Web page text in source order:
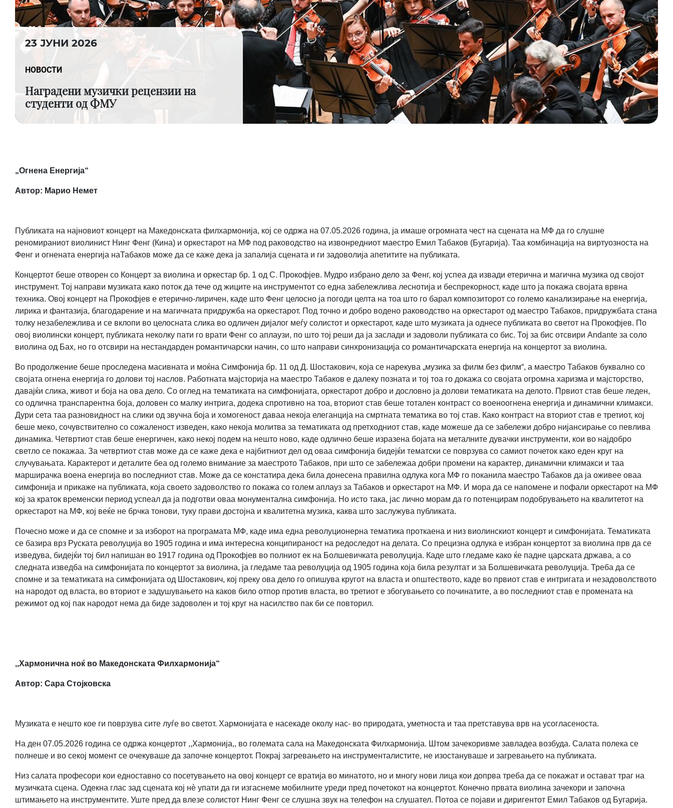
23 ЈУНИ 2026
НОВОСТИ
Наградени музички рецензии на
студенти од ФМУ
„Огнена Енергија“
Автор: Марио Немет
Публиката на најновиот концерт на Македонската филхармонија, кој се одржа на 07.05.2026 година, ја имаше огромната чест на сцената на МФ да го слушне
реномираниот виолинист Нинг Фенг (Кина) и оркестарот на МФ под раководство на извонредниот маестро Емил Табаков (Бугарија). Таа комбинација на виртуозноста на
Фенг и огнената енергија наТабаков може да се каже дека ја запалија сцената и ги задоволија апетитите на публиката.
Концертот беше отворен со Концерт за виолина и оркестар бр. 1 од С. Прокофјев. Мудро избрано дело за Фенг, кој успеа да извади етерична и магична музика од својот
инструмент. Тој направи музиката како поток да тече од жиците на инструментот со една забележлива леснотија и беспрекорност, каде што ја покажа својата врвна
техника. Овој концерт на Прокофјев е етерично-лиричен, каде што Фенг целосно ја погоди целта на тоа што го барал композиторот со големо канализирање на енергија,
лирика и фантазија, благодарение и на магичната придружба на оркестарот. Под точно и добро водено раководство на оркестарот од маестро Табаков, придружбата стана
толку незабележлива и се вклопи во целосната слика во одличен дијалог меѓу солистот и оркестарот, каде што музиката ја однесе публиката во светот на Прокофјев. По
овој виолински концерт, публиката неколку пати го врати Фенг со аплаузи, по што тој реши да ја заслади и задоволи публиката со бис. Тој за бис отсвири Andante за соло
виолина од Бах, но го отсвири на нестандарден романтичарски начин, со што направи синхронизација со романтичарската енергија на концертот за виолина.
Во продолжение беше проследена масивната и моќна Симфонија бр. 11 од Д. Шостакович, која се нарекува „музика за филм без филм“, а маестро Табаков буквално со
својата огнена енергија го долови тој наслов. Работната мајсторија на маестро Табаков е далеку позната и тој тоа го докажа со својата огромна харизма и мајсторство,
давајќи слика, живот и боја на ова дело. Со оглед на тематиката на симфонијата, оркестарот добро и дословно ја долови тематиката на делото. Првиот став беше леден,
со одлична транспарентна боја, доловен со малку интрига, додека спротивно на тоа, вториот став беше тотален контраст со военоогнена енергија и динамични климакси.
Дури сета таа разновидност на слики од звучна боја и хомогеност даваа некоја елеганција на смртната тематика во тој став. Како контраст на вториот став е третиот, кој
беше меко, сочувствително со сожаленост изведен, како некоја молитва за тематиката од претходниот став, каде можеше да се забележи добро нијансирање со певлива
динамика. Четвртиот став беше енергичен, како некој подем на нешто ново, каде одлично беше изразена бојата на металните дувачки инструменти, кои во најдобро
светло се покажаа. За четвртиот став може да се каже дека е најбитниот дел од оваа симфонија бидејќи тематски се поврзува со самиот почеток како еден круг на
случувањата. Карактерот и деталите беа од големо внимание за маестрото Табаков, при што се забележаа добри промени на карактер, динамични климакси и таа
марширачка воена енергија во последниот став. Може да се констатира дека била донесена правилна одлука кога МФ го поканила маестро Табаков да ја оживее оваа
симфонија и прикаже на публиката, која своето задоволство го покажа со голем аплауз за Табаков и оркестарот на МФ. И мора да се напомене и пофали оркестарот на МФ
кој за краток временски период успеал да ја подготви оваа монументална симфонија. Но исто така, јас лично морам да го потенцирам подобрувањето на квалитетот на
оркестарот на МФ, кој веќе не брчка тонови, туку прави достојна и квалитетна музика, каква што заслужува публиката.
Почесно може и да се спомне и за изборот на програмата МФ, каде има една револуционерна тематика проткаена и низ виолинскиот концерт и симфонијата. Тематиката
се базира врз Руската револуција во 1905 година и има интересна конципираност на редоследот на делата. Со прецизна одлука е избран концертот за виолина прв да се
изведува, бидејќи тој бил напишан во 1917 година од Прокофјев во полниот ек на Болшевичката револуција. Каде што гледаме како ќе падне царската држава, а со
следната изведба на симфонијата по концертот за виолина, ја гледаме таа револуција од 1905 година која била резултат и за Болшевичката револуција. Треба да се
спомне и за тематиката на симфонијата од Шостакович, кој преку ова дело го опишува кругот на власта и општеството, каде во првиот став е интригата и незадоволството
на народот од власта, во вториот е задушувањето на каков било отпор против власта, во третиот е збогувањето со починатите, а во последниот став е промената на
режимот од кој пак народот нема да биде задоволен и тој круг на насилство пак би се повторил.
,,Хармонична ноќ во Македонската Филхармонија“
Автор: Сара Стојковска
Музиката е нешто кое ги поврзува сите луѓе во светот. Хармонијата е насекаде околу нас- во природата, уметноста и таа претставува врв на усогласеноста.
На ден 07.05.2026 година се одржа концертот ,,Хармонија,, во големата сала на Македонската Филхармонија. Штом зачекоривме завладеа возбуда. Салата полека се
полнеше и во секој момент се очекуваше да започне концертот. Покрај загревањето на инструменталистите, не изостануваше и загревањето на публиката.
Низ салата професори кои едноставно со посетувањето на овој концерт се вратија во минатото, но и многу нови лица кои допрва треба да се покажат и остават траг на
музичката сцена. Одекна глас зад сцената кој нè упати да ги изгаснеме мобилните уреди пред почетокот на концертот. Конечно првата виолина зачекори и започна
штимањето на инструментите. Уште пред да влезе солистот Нинг Фенг се слушна звук на телефон на слушател. Потоа се појави и диригентот Емил Табаков од Бугарија.